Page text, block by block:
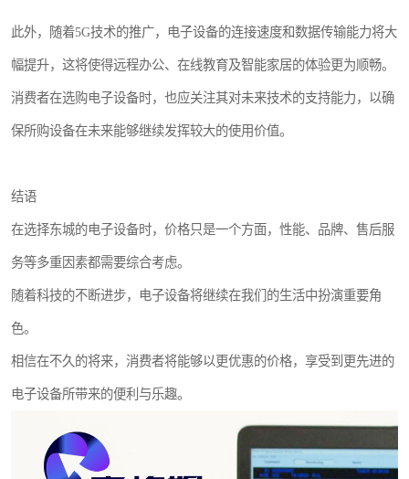
此外，随着5G技术的推广，电子设备的连接速度和数据传输能力将大
幅提升，这将使得远程办公、在线教育及智能家居的体验更为顺畅。
消费者在选购电子设备时，也应关注其对未来技术的支持能力，以确
保所购设备在未来能够继续发挥较大的使用价值。
结语
在选择东城的电子设备时，价格只是一个方面，性能、品牌、售后服
务等多重因素都需要综合考虑。
随着科技的不断进步，电子设备将继续在我们的生活中扮演重要角
色。
相信在不久的将来，消费者将能够以更优惠的价格，享受到更先进的
电子设备所带来的便利与乐趣。